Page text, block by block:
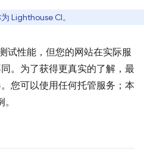
Lighthouse CI。
试性能，但您的网站在实际服
。为了获得更真实的了解，最
您可以使用任何托管服务；本